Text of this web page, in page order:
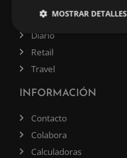
Tecnología
Diario
Retail
Travel
INFORMACIÓN
Contacto
Colabora
Calculadoras
MOSTRAR DETALLES